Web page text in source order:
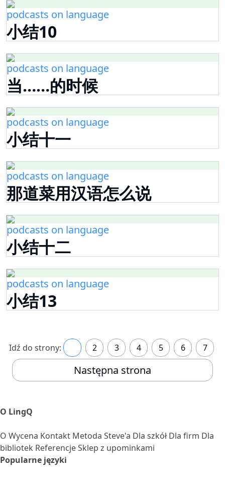
podcasts on language
小结10
podcasts on language
当……的时候
podcasts on language
小结十一
podcasts on language
那道菜用汉语怎么说
podcasts on language
小结十二
podcasts on language
小结13
Idź do strony: 2 3 4 5 6 7
Następna strona
O LingQ
O Wycena Kontakt Metoda Steve'a Dla szkół Dla firm Dla
bibliotek ReferencjeSklep z upominkami
Popularne języki